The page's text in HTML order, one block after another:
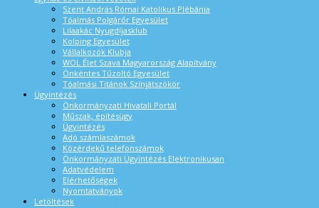
Szent András Római Katolikus Plébánia
Tóalmás Polgárőr Egyesület
Lilaakác Nyugdíjasklub
Kolping Egyesület
Vállalkozók Klubja
WOL Élet Szava Magyarország Alapítvány
Önkéntes Tűzoltó Egyesület
Tóalmási Titánok Színjátszókör
Ügyintézés
Önkormányzati Hivatali Portál
Műszak, építésügy
Ügyintézés
Adó számlaszámok
Közérdekű telefonszámok
Önkormányzati Ügyintézés Elektronikusan
Adatvédelem
Elérhetőségek
Nyomtatványok
Letöltések